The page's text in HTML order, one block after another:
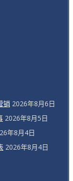
销 2026年8月6日
2026年8月5日
年8月4日
2026年8月4日